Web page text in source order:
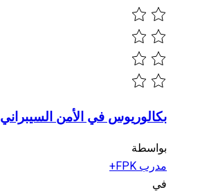
بكالوريوس في الأمن السيبراني
بواسطة
مدرب FPK+
في